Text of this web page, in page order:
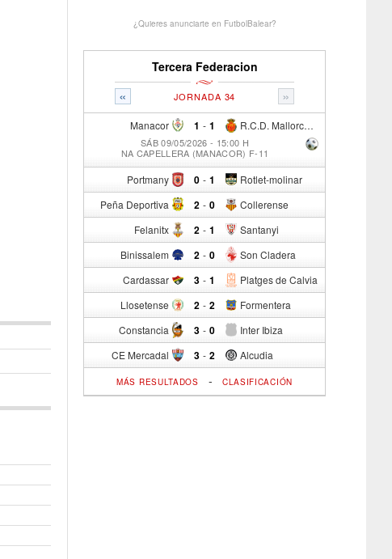
¿Quieres anunciarte en FutbolBalear?
Tercera Federacion
« »
JORNADA 34
Manacor 1 - R.C.D. Mallorca Sad "B"
1
SÁB 09/05/2026 - 15:00 H
NA CAPELLERA (MANACOR) F-11
Portmany 0 - Rotlet-molinar
1
Peña Deportiva 2 - Collerense
0
Felanitx 2 - Santanyi
1
Binissalem 2 - Son Cladera
0
Cardassar 3 - Platges de Calvia
1
Llosetense 2 - Formentera
2
Constancia 3 - Inter Ibiza
0
CE Mercadal 3 - Alcudia
2
MÁS RESULTADOS - CLASIFICACIÓN